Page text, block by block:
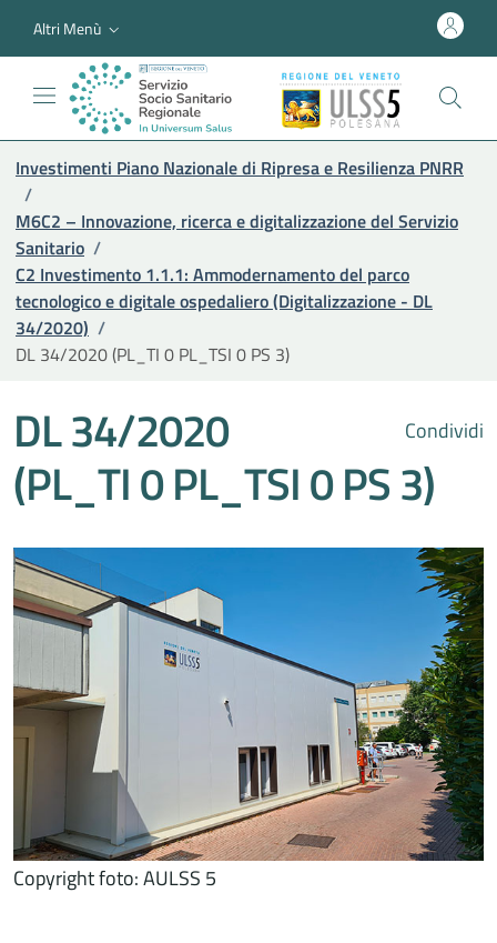
Altri Menù
Investimenti Piano Nazionale di Ripresa e Resilienza PNRR
/
M6C2 – Innovazione, ricerca e digitalizzazione del Servizio
Sanitario /
C2 Investimento 1.1.1: Ammodernamento del parco
tecnologico e digitale ospedaliero (Digitalizzazione - DL
34/2020) /
DL 34/2020 (PL_TI 0 PL_TSI 0 PS 3)
Condividi
DL 34/2020
(PL_TI 0 PL_TSI 0 PS 3)
Copyright foto: AULSS 5